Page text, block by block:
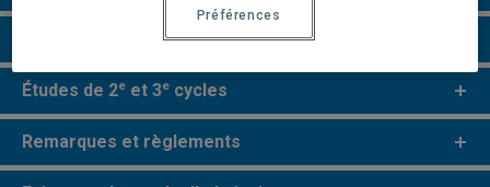
Perspectives professionnelles
Études de 2e et 3e cycles
Remarques et règlements
Préférences